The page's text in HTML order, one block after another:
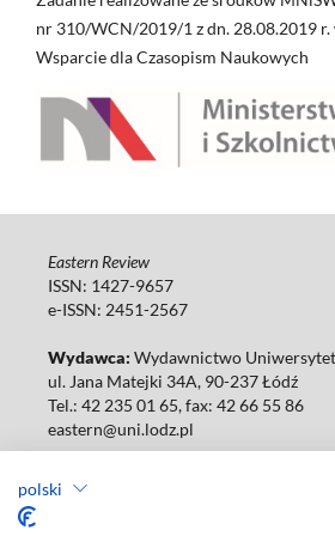
polski
nr 310/WCN/2019/1 z dn. 28.08.2019
Wsparcie dla Czasopism Naukowych
Eastern Review
ISSN: 1427-9657
e-ISSN: 2451-2567
Wydawca: Wydawnictwo
ul. Jana Matejki 34A, 90-237 Łódź
Tel.: 42 235 01 65, fax: 42 66 55 86
eastern@uni.lodz.pl
W sprawie prenumeraty wydań